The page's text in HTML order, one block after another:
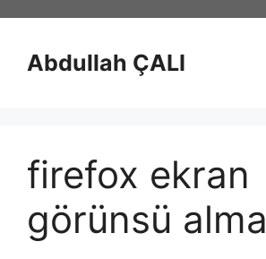
Abdullah ÇALI
firefox ekran
görünsü alma